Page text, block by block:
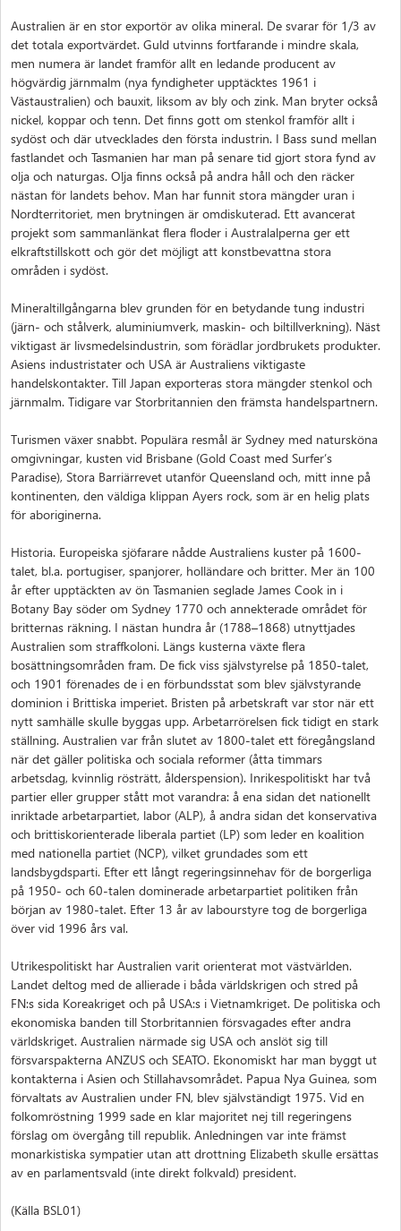
Australien är en stor exportör av olika mineral. De svarar för 1/3 av
det totala exportvärdet. Guld utvinns fortfarande i mindre skala,
men numera är landet framför allt en ledande producent av
högvärdig järnmalm (nya fyndigheter upptäcktes 1961 i
Västaustralien) och bauxit, liksom av bly och zink. Man bryter också
nickel, koppar och tenn. Det finns gott om stenkol framför allt i
sydöst och där utvecklades den första industrin. I Bass sund mellan
fastlandet och Tasmanien har man på senare tid gjort stora fynd av
olja och naturgas. Olja finns också på andra håll och den räcker
nästan för landets behov. Man har funnit stora mängder uran i
Nordterritoriet, men brytningen är omdiskuterad. Ett avancerat
projekt som sammanlänkat flera floder i Australalperna ger ett
elkraftstillskott och gör det möjligt att konstbevattna stora
områden i sydöst.
Mineraltillgångarna blev grunden för en betydande tung industri
(järn- och stålverk, aluminiumverk, maskin- och biltillverkning). Näst
viktigast är livsmedelsindustrin, som förädlar jordbrukets produkter.
Asiens industristater och USA är Australiens viktigaste
handelskontakter. Till Japan exporteras stora mängder stenkol och
järnmalm. Tidigare var Storbritannien den främsta handelspartnern.
Turismen växer snabbt. Populära resmål är Sydney med natursköna
omgivningar, kusten vid Brisbane (Gold Coast med Surfer’s
Paradise), Stora Barriärrevet utanför Queensland och, mitt inne på
kontinenten, den väldiga klippan Ayers rock, som är en helig plats
för aboriginerna.
Historia. Europeiska sjöfarare nådde Australiens kuster på 1600-
talet, bl.a. portugiser, spanjorer, holländare och britter. Mer än 100
år efter upptäckten av ön Tasmanien seglade James Cook in i
Botany Bay söder om Sydney 1770 och annekterade området för
britternas räkning. I nästan hundra år (1788–1868) utnyttjades
Australien som straffkoloni. Längs kusterna växte flera
bosättningsområden fram. De fick viss självstyrelse på 1850-talet,
och 1901 förenades de i en förbundsstat som blev självstyrande
dominion i Brittiska imperiet. Bristen på arbetskraft var stor när ett
nytt samhälle skulle byggas upp. Arbetarrörelsen fick tidigt en stark
ställning. Australien var från slutet av 1800-talet ett föregångsland
när det gäller politiska och sociala reformer (åtta timmars
arbetsdag, kvinnlig rösträtt, ålderspension). Inrikespolitiskt har två
partier eller grupper stått mot varandra: å ena sidan det nationellt
inriktade arbetarpartiet, labor (ALP), å andra sidan det konservativa
och brittiskorienterade liberala partiet (LP) som leder en koalition
med nationella partiet (NCP), vilket grundades som ett
landsbygdsparti. Efter ett långt regeringsinnehav för de borgerliga
på 1950- och 60-talen dominerade arbetarpartiet politiken från
början av 1980-talet. Efter 13 år av labourstyre tog de borgerliga
över vid 1996 års val.
Utrikespolitiskt har Australien varit orienterat mot västvärlden.
Landet deltog med de allierade i båda världskrigen och stred på
FN:s sida Koreakriget och på USA:s i Vietnamkriget. De politiska och
ekonomiska banden till Storbritannien försvagades efter andra
världskriget. Australien närmade sig USA och anslöt sig till
försvarspakterna ANZUS och SEATO. Ekonomiskt har man byggt ut
kontakterna i Asien och Stillahavsområdet. Papua Nya Guinea, som
förvaltats av Australien under FN, blev självständigt 1975. Vid en
folkomröstning 1999 sade en klar majoritet nej till regeringens
förslag om övergång till republik. Anledningen var inte främst
monarkistiska sympatier utan att drottning Elizabeth skulle ersättas
av en parlamentsvald (inte direkt folkvald) president.
(Källa BSL01)